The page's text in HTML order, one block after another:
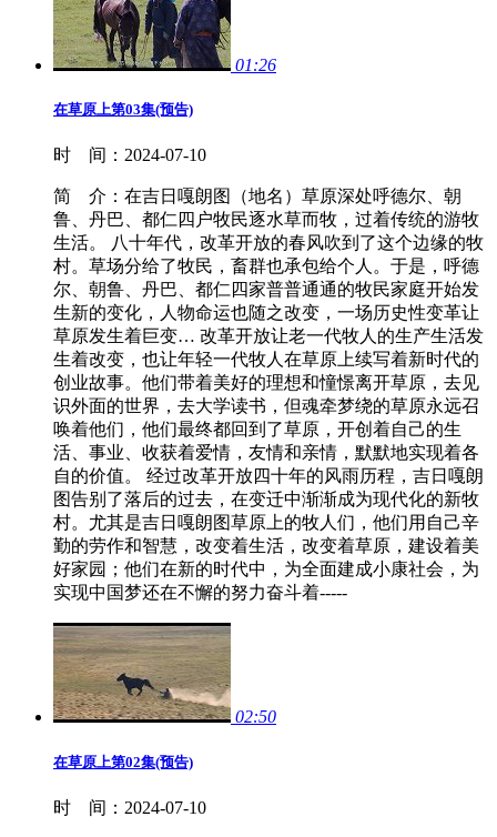
01:26
在草原上第03集(预告)
时 间： 2024-07-10
简 介： 在吉日嘎朗图（地名）草原深处呼德尔、朝
鲁、丹巴、都仁四户牧民逐水草而牧，过着传统的游牧
生活。 八十年代，改革开放的春风吹到了这个边缘的牧
村。草场分给了牧民，畜群也承包给个人。于是，呼德
尔、朝鲁、丹巴、都仁四家普普通通的牧民家庭开始发
生新的变化，人物命运也随之改变，一场历史性变革让
草原发生着巨变… 改革开放让老一代牧人的生产生活发
生着改变，也让年轻一代牧人在草原上续写着新时代的
创业故事。他们带着美好的理想和憧憬离开草原，去见
识外面的世界，去大学读书，但魂牵梦绕的草原永远召
唤着他们，他们最终都回到了草原，开创着自己的生
活、事业、收获着爱情，友情和亲情，默默地实现着各
自的价值。 经过改革开放四十年的风雨历程，吉日嘎朗
图告别了落后的过去，在变迁中渐渐成为现代化的新牧
村。尤其是吉日嘎朗图草原上的牧人们，他们用自己辛
勤的劳作和智慧，改变着生活，改变着草原，建设着美
好家园；他们在新的时代中，为全面建成小康社会，为
实现中国梦还在不懈的努力奋斗着-----
02:50
在草原上第02集(预告)
时 间： 2024-07-10